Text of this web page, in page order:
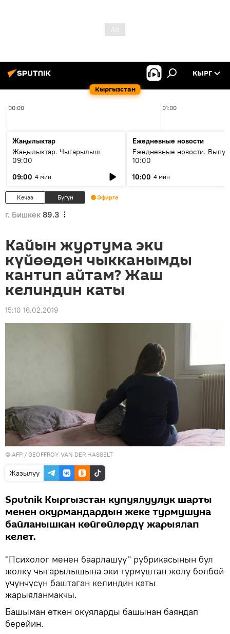
Кыргызстан
КЫРГ
00:00 01:00
Жаңылыктар
Жаңылыктар. Чыгарылыш
09:00
09:00 4 мин
Ежедневные новости
Ежедневные новости.
10:00
10:00 4 мин
Кечээ Бүгүн Эфирге
г. Бишкек 89.3
Кайын журтума эки
күйөөдөн чыкканымды
кантип айтам? Жаш
келиндин каты
15:10 16.02.2019
© AFP / GEOFFROY VAN DER HASSELT
Жазылуу
Sputnik Кыргызстан купуялуулук шарты
менен окурмандардын жеке турмушуна
байланышкан көйгөйлөрдү жарыялап
келет.
"Психолог менен баарлашуу" рубрикасынын бул
жолку чыгарылышына эки турмуштан жолу болбой
үчүнчүсүн баштаган келиндин каты
жарыяланмакчы.
Башыман өткөн окуяларды башынан баяндап
берейин.